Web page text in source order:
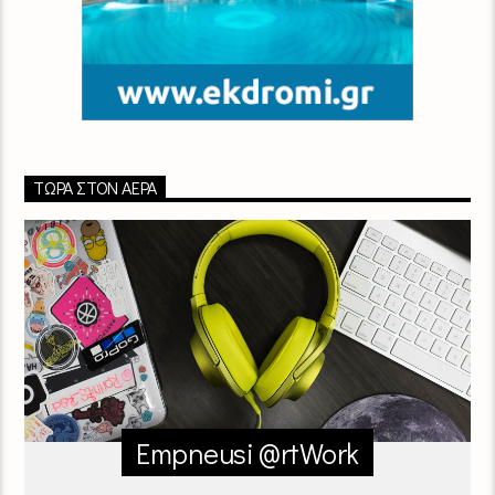
ΤΏΡΑ ΣΤΟΝ ΑΈΡΑ
Empneusi @rtWork